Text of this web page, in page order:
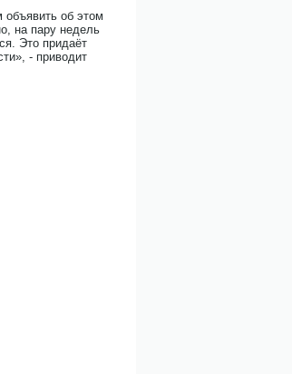
об этом
на пару недель
Это придаёт
- приводит